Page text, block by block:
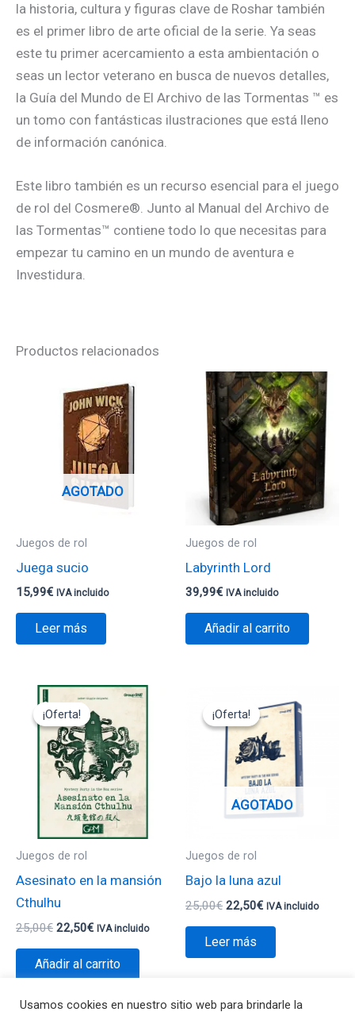
la historia, cultura y figuras clave de Roshar también
es el primer libro de arte oficial de la serie. Ya seas
este tu primer acercamiento a esta ambientación o
seas un lector veterano en busca de nuevos detalles,
la Guía del Mundo de El Archivo de las Tormentas ™ es
un tomo con fantásticas ilustraciones que está lleno
de información canónica.
Este libro también es un recurso esencial para el juego
de rol del Cosmere®. Junto al Manual del Archivo de
las Tormentas™ contiene todo lo que necesitas para
empezar tu camino en un mundo de aventura e
Investidura.
Productos relacionados
AGOTADO
Juegos de rol
Juega sucio
15,99€ IVA incluido
Leer más
Juegos de rol
Labyrinth Lord
39,99€ IVA incluido
Añadir al carrito
¡Oferta!
¡Oferta!
Juegos de rol
Asesinato en la mansión
Cthulhu
25,00€
El
precio
original
era:
25,00€.
22,50€
El
actual
es:
22,50€.
IVA incluido
Añadir al carrito
¡Oferta!
AGOTADO
¡Oferta!
Juegos de rol
Bajo la luna azul
25,00€
original
era:
25,00€.
22,50€
precio
actual
es:
22,50€.
IVA incluido
Leer más
Usamos cookies en nuestro sitio web para brindarle la